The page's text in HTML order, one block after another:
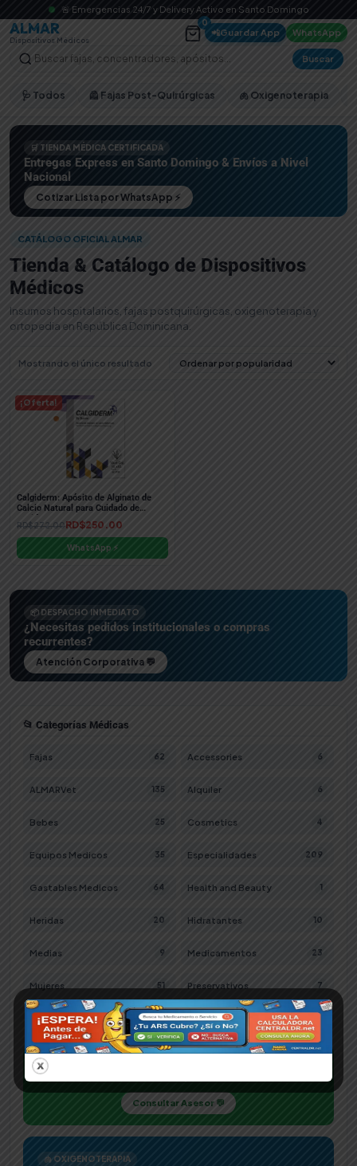
🚨 Emergencias 24/7 y Delivery Activo en Santo Domingo
ALMAR
Dispositivos Médicos
0
📲Guardar App WhatsApp
Buscar
🩺 Todos 🦺 Fajas Post-Quirúrgicas 🫁 Oxigenoterapia
🛒 TIENDA MÉDICA CERTIFICADA
Entregas Express en Santo Domingo & Envíos a Nivel
Nacional
Cotizar Lista por WhatsApp ⚡
CATÁLOGO OFICIAL ALMAR
Tienda & Catálogo de Dispositivos
Médicos
Insumos hospitalarios, fajas postquirúrgicas, oxigenoterapia y
ortopedia en República Dominicana.
📂 Categorías Médicas
Fajas 62 Accessories 6
ALMARVet 135 Alquiler 6
Bebes 25 Cosmetics 4
Equipos Medicos 35 Especialidades 209
Gastables Medicos 64 Health and Beauty 1
Heridas 20 Hidratantes 10
Medias 9 Medicamentos 23
Mujeres 51 Preservativos 7
Salud y Bienestar 265 Tulipe 3
Consultar Asesor 💬
🫁 OXIGENOTERAPIA
Mostrando el único resultado
¡Oferta!
Calgiderm: Apósito de Alginato de
Calcio Natural para Cuidado de
Heridas – ALMAR SRL
RD$272.00
Original
price
was:
RD$250.00
Current
price
is:
WhatsApp ⚡
📦 DESPACHO INMEDIATO
¿Necesitas pedidos institucionales o compras
recurrentes?
Atención Corporativa 💬